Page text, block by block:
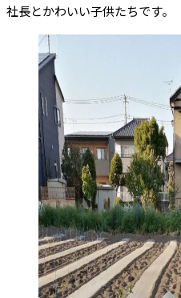
社長とかわいい子供たちです。